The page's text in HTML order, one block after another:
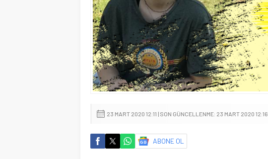
23 MART 2020 12:11 | SON GÜNCELLENME: 23 MART 2020 12:16
ABONE OL